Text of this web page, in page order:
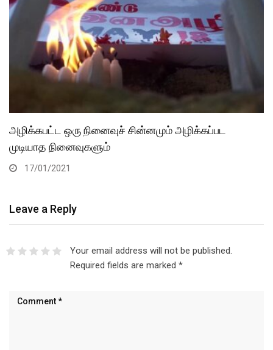
அழிக்கபட்ட ஒரு நினைவுச் சின்னமும் அழிக்கப்பட
முடியாத நினைவுகளும்
17/01/2021
Leave a Reply
Your email address will not be published.
Required fields are marked *